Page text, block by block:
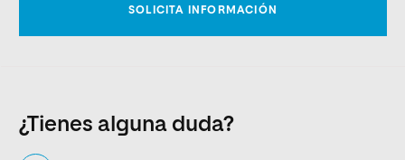
¿Tienes alguna duda?